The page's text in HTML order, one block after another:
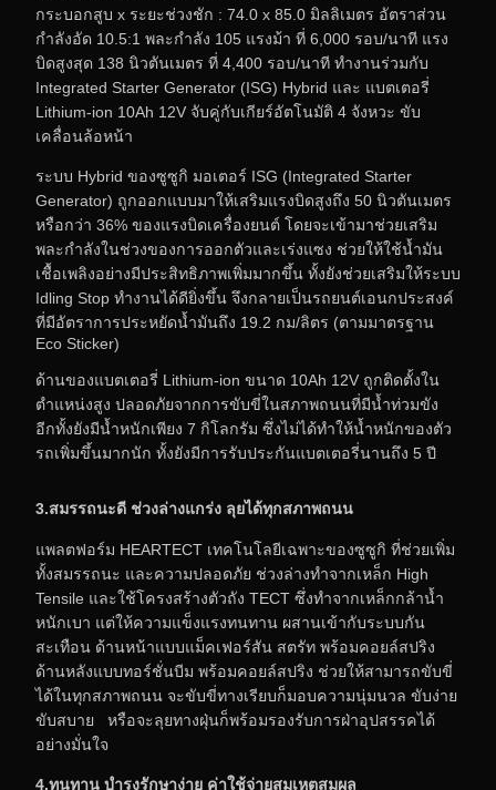
กระบอกสูบ x ระยะช่วงชัก : 74.0 x 85.0 มิลลิเมตร อัตราส่วน
กำลังอัด 10.5:1 พละกำลัง 105 แรงม้า ที่ 6,000 รอบ/นาที แรง
บิดสูงสุด 138 นิวตันเมตร ที่ 4,400 รอบ/นาที ทำงานร่วมกับ
Integrated Starter Generator (ISG) Hybrid และ แบตเตอรี่
Lithium-ion 10Ah 12V จับคู่กับเกียร์อัตโนมัติ 4 จังหวะ ขับ
เคลื่อนล้อหน้า
ระบบ Hybrid ของซูซูกิ มอเตอร์ ISG (Integrated Starter
Generator) ถูกออกแบบมาให้เสริมแรงบิดสูงถึง 50 นิวตันเมตร
หรือกว่า 36% ของแรงบิดเครื่องยนต์ โดยจะเข้ามาช่วยเสริม
พละกำลังในช่วงของการออกตัวและเร่งแซง ช่วยให้ใช้น้ำมัน
เชื้อเพลิงอย่างมีประสิทธิภาพเพิ่มมากขึ้น ทั้งยังช่วยเสริมให้ระบบ
Idling Stop ทำงานได้ดียิ่งขึ้น จึงกลายเป็นรถยนต์เอนกประสงค์
ที่มีอัตราการประหยัดน้ำมันถึง 19.2 กม/ลิตร (ตามมาตรฐาน
Eco Sticker)
ด้านของแบตเตอรี่ Lithium-ion ขนาด 10Ah 12V ถูกติดตั้งใน
ตำแหน่งสูง ปลอดภัยจากการขับขี่ในสภาพถนนที่มีน้ำท่วมขัง
อีกทั้งยังมีน้ำหนักเพียง 7 กิโลกรัม ซึ่งไม่ได้ทำให้น้ำหนักของตัว
รถเพิ่มขึ้นมากนัก ทั้งยังมีการรับประกันแบตเตอรี่นานถึง 5 ปี
3.สมรรถนะดี ช่วงล่างแกร่ง ลุยได้ทุกสภาพถนน
แพลตฟอร์ม HEARTECT เทคโนโลยีเฉพาะของซูซูกิ ที่ช่วยเพิ่ม
ทั้งสมรรถนะ และความปลอดภัย ช่วงล่างทำจากเหล็ก High
Tensile และใช้โครงสร้างตัวถัง TECT ซึ่งทำจากเหล็กกล้าน้ำ
หนักเบา แต่ให้ความแข็งแรงทนทาน ผสานเข้ากับระบบกัน
สะเทือน ด้านหน้าแบบแม็คเฟอร์สัน สตรัท พร้อมคอยล์สปริง
ด้านหลังแบบทอร์ชั่นบีม พร้อมคอยล์สปริง ช่วยให้สามารถขับขี่
ได้ในทุกสภาพถนน จะขับขี่ทางเรียบก็มอบความนุ่มนวล ขับง่าย
ขับสบาย หรือจะลุยทางฝุ่นก็พร้อมรองรับการฝ่าอุปสรรคได้
อย่างมั่นใจ
4.ทนทาน บำรุงรักษาง่าย ค่าใช้จ่ายสมเหตุสมผล